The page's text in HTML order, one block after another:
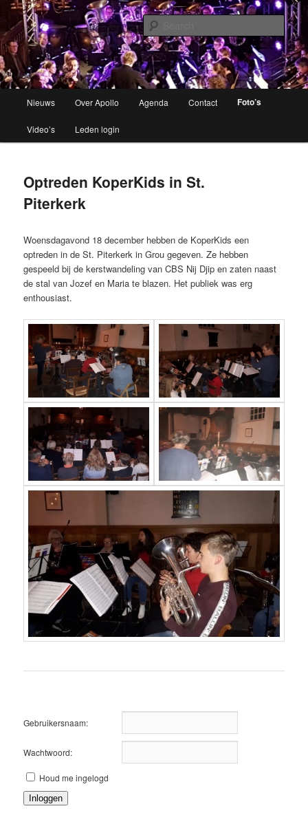
Apollo Grou
Brassband
Skip
to
content
Nieuws Over Apollo Agenda Contact Foto’s
Video’s Leden login
Optreden KoperKids in St.
Piterkerk
Woensdagavond 18 december hebben de KoperKids een
optreden in de St. Piterkerk in Grou gegeven. Ze hebben
gespeeld bij de kerstwandeling van CBS Nij Djip en zaten naast
de stal van Jozef en Maria te blazen. Het publiek was erg
enthousiast.
Gebruikersnaam:
Wachtwoord:
Houd me ingelogd
Inloggen